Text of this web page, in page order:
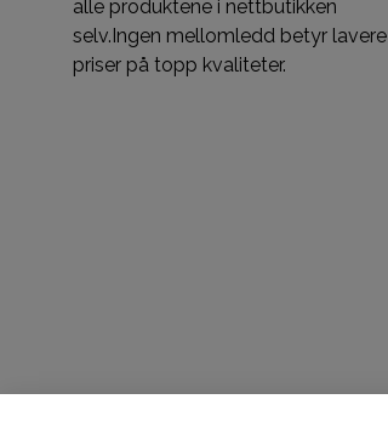
alle produktene i nettbutikken
selv.Ingen mellomledd betyr lavere
priser på topp kvaliteter.